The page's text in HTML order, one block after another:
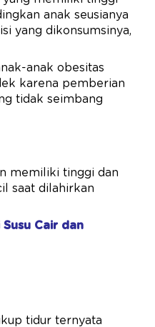
anak seusianya
yang dikonsumsinya,
anak obesitas
karena pemberian
tidak seimbang
memiliki tinggi dan
saat dilahirkan
Susu Cair dan
tidur ternyata